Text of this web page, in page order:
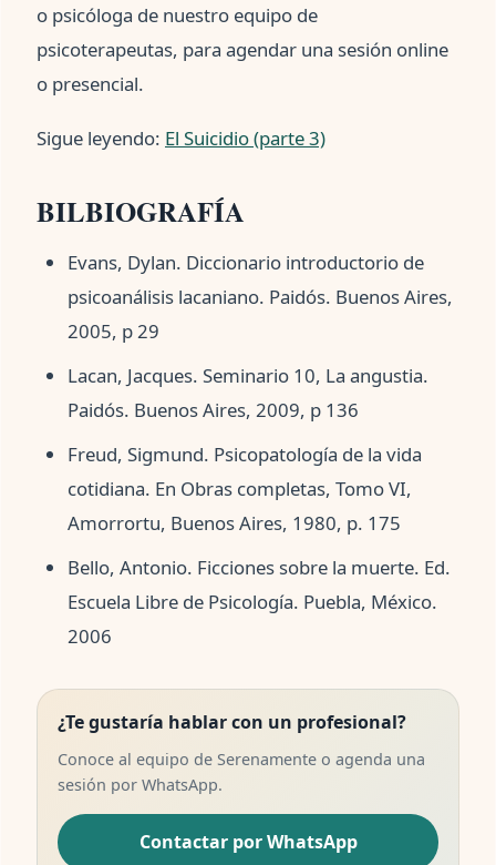
o psicóloga de nuestro equipo de
psicoterapeutas, para agendar una sesión online
o presencial.
Sigue leyendo: El Suicidio (parte 3)
BILBIOGRAFÍA
Evans, Dylan. Diccionario introductorio de
psicoanálisis lacaniano. Paidós. Buenos Aires,
2005, p 29
Lacan, Jacques. Seminario 10, La angustia.
Paidós. Buenos Aires, 2009, p 136
Freud, Sigmund. Psicopatología de la vida
cotidiana. En Obras completas, Tomo VI,
Amorrortu, Buenos Aires, 1980, p. 175
Bello, Antonio. Ficciones sobre la muerte. Ed.
Escuela Libre de Psicología. Puebla, México.
2006
¿Te gustaría hablar con un profesional?
Conoce al equipo de Serenamente o agenda una
sesión por WhatsApp.
Contactar por WhatsApp